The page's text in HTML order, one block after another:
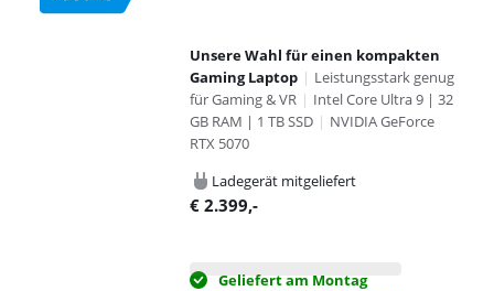
Unsere Wahl für einen kompakten
Gaming Laptop | Leistungsstark genug
für Gaming & VR | Intel Core Ultra 9 | 32
GB RAM | 1 TB SSD | NVIDIA GeForce
RTX 5070
Ladegerät mitgeliefert
€ 2.399,-
Geliefert am Montag